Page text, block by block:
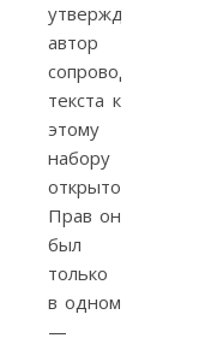
утверждал
автор
сопроводительного
текста к
этому
набору
открыток.
Прав он
был
только
в одном
—